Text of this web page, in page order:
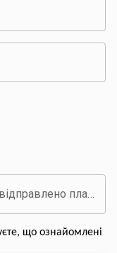
Вкажіть свій E-mail, на який буде відправлено платіжний документ про оплату
що ознайомлені